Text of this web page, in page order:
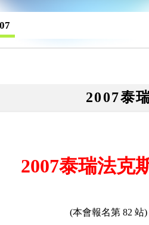
2007泰
2007泰瑞法克
(本會報名第 82 站)